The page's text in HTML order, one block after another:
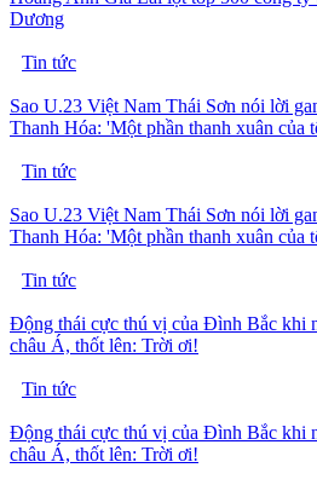
Dương
Tin tức
Sao U.23 Việt Nam Thái Sơn nói lời
Thanh Hóa: 'Một phần thanh xuân của
Tin tức
Sao U.23 Việt Nam Thái Sơn nói lời
Thanh Hóa: 'Một phần thanh xuân của
Tin tức
Động thái cực thú vị của Đình Bắc khi
châu Á, thốt lên: Trời ơi!
Tin tức
Động thái cực thú vị của Đình Bắc khi
châu Á, thốt lên: Trời ơi!